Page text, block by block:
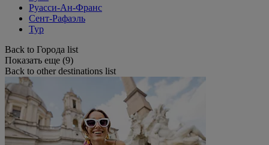
Руасси-Ан-Франс
Сент-Рафаэль
Тур
Back to Города list
Показать еще (9)
Back to other destinations list